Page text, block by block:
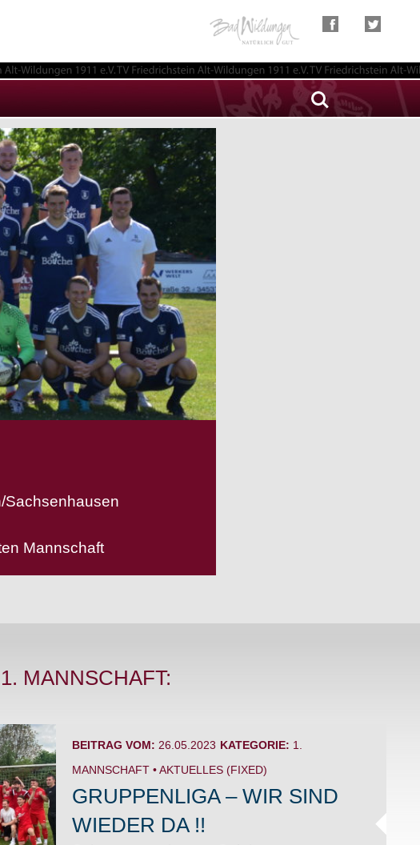
Search
Sachsenhausen
Mannschaft
MANNSCHAFT:
BEITRAG VOM: 26.05.2023 KATEGORIE: 1.
MANNSCHAFT•AKTUELLES (FIXED)
GRUPPENLIGA – WIR SIND
WIEDER DA !!